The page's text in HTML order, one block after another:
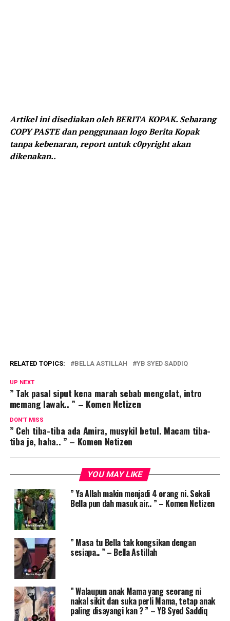
Artikel ini disediakan oleh BERITA KOPAK. Sebarang
COPY PASTE dan penggunaan logo Berita Kopak
tanpa kebenaran, report untuk c0pyright akan
dikenakan..
RELATED TOPICS: BELLA ASTILLAH YB SYED SADDIQ
UP NEXT
” Tak pasal siput kena marah sebab mengelat, intro
memang lawak.. ” – Komen Netizen
DON'T MISS
” Ceh tiba-tiba ada Amira, musykil betul. Macam tiba-
tiba je, haha.. ” – Komen Netizen
YOU MAY LIKE
” Ya Allah makin menjadi 4 orang ni. Sekali
Bella pun dah masuk air.. ” – Komen Netizen
” Masa tu Bella tak kongsikan dengan
sesiapa.. ” – Bella Astillah
” Walaupun anak Mama yang seorang ni
nakal sikit dan suka perli Mama, tetap anak
paling disayangi kan ? ” – YB Syed Saddiq